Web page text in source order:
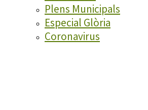
Plens Municipals
Especial Glòria
Coronavirus